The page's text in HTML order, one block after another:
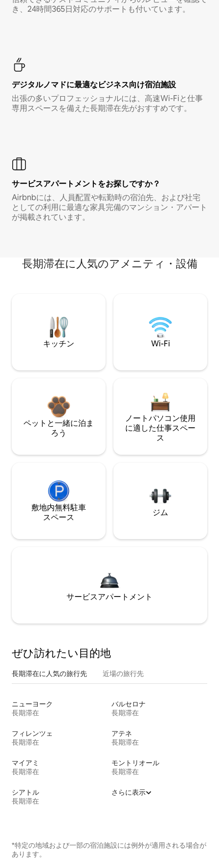
き、24時間365日対応のサポートも付いています。
デジタルノマド⁠に最⁠適⁠なビ⁠ジ⁠ネ⁠ス⁠向⁠け宿⁠泊⁠施⁠設
出張の多いプロフェッショナルには、高速Wi-Fiと仕事
専用スペースを備えた長期滞在先がおすすめです。
サービスアパートメントをお探しですか？
Airbnbには、人員配置や転勤時の宿泊先、および社宅
としての利用に最適な家具完備のマンション・アパート
が掲載されています。
長期滞在に人気のアメニティ・設備
キッチン Wi-Fi
ペットと一緒に泊ま
ろう
ノートパソコン使用
に適した仕事スペー
ス
敷地内無料駐⁠車
ス⁠ペ⁠ー⁠ス
ジム
サービスアパートメント
ぜひ訪⁠れ⁠た⁠い目⁠的⁠地
長期滞在に人気の旅行先 近場の旅行先
ニューヨーク
長期滞在
バルセロナ
長期滞在
フィレンツェ
長期滞在
アテネ
長期滞在
マイアミ
長期滞在
モントリオール
長期滞在
シアトル
長期滞在
さらに表示
*特定の地域および一部の宿泊施設には例外が適用される場合が
あります。